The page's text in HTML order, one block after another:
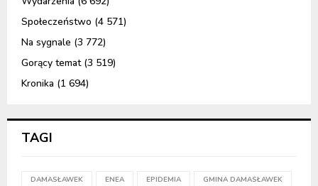
Społeczeństwo (4 571)
Na sygnale (3 772)
Gorący temat(3 519)
Kronika (1 694)
TAGI
DAMASŁAWEK ENEA EPIDEMIA GMINA DAMASŁAWEK